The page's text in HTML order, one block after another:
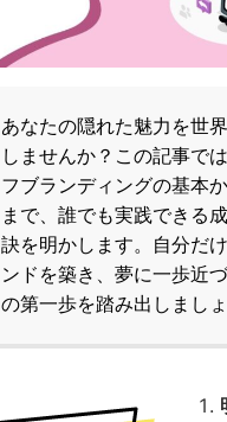
あなたの隠れた魅力を世
しませんか？この記事で
フブランディングの基本
まで、誰でも実践できる
訣を明かします。自分だ
ンドを築き、夢に一歩近
の第一歩を踏み出しましょ